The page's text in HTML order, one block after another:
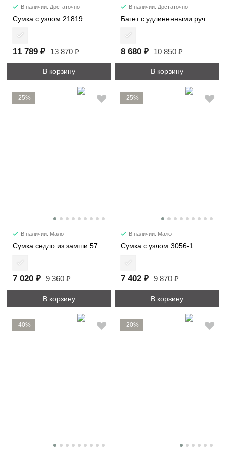
В наличии: Достаточно
Сумка с узлом 21819
11 789 ₽ 13 870 ₽
В корзину
В наличии: Достаточно
8 680 ₽ 10 850 ₽
В корзину
-25%
В наличии: Мало
7 020 ₽ 9 360 ₽
В корзину
-25%
В наличии: Мало
Сумка с узлом 3056-1
7 402 ₽ 9 870 ₽
В корзину
-40% -20%